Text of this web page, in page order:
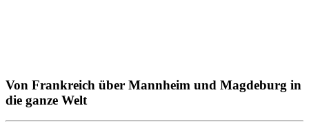
Von Frankreich über Mannheim und Magdeburg in
die ganze Welt